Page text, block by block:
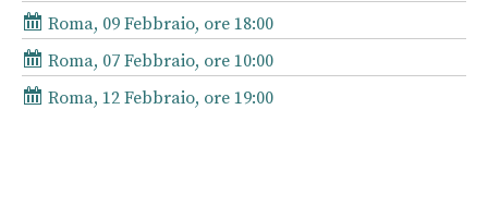
Roma, 09 Febbraio, ore 18:00
Roma, 07 Febbraio, ore 10:00
Roma, 12 Febbraio, ore 19:00